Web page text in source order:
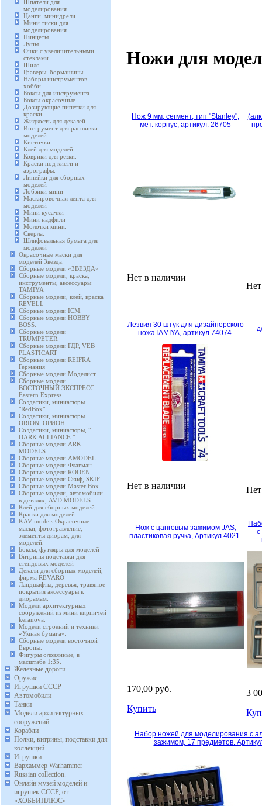
Шпатели для
моделирования
Цанги, минидрели
Мини тиски для
моделирования
Пинцеты
Лупы
Очки с увеличительными
стеклами
Шило
Граверы, бормашины.
Наборы инструментов
хобби
Боксы для инструмента
Боксы окрасочные.
Дозирующие пипетки для
краски
Жидкость для декалей
Инструмент для расшивки
моделей
Кисточки.
Клей для моделей.
Коврики для резки.
Краски под кисти и
аэрографы.
Линейки для сборных
моделей
Лобзики мини
Маскировочная лента для
моделей
Мини кусачки
Мини надфили
Молотки мини.
Сверла.
Шлифовальная бумага для
моделей
Окрасочные маски для
моделей Звезда.
Сборные модели «ЗВЕЗДА»
Сборные модели, краска,
инструменты, аксессуары
TAMIYA
Сборные модели, клей, краска
REVELL
Сборные модели ICM.
Сборные модели HOBBY
BOSS.
Сборные модели
TRUMPETER.
Сборные модели ГДР, VEB
PLASTICART
Сборные модели REIFRA
Германия
Сборные модели Моделист.
Сборные модели
ВОСТОЧНЫЙ ЭКСПРЕСС
Eastern Express
Солдатики, миниатюры
"RedBox"
Солдатики, миниатюры
ORION, ОРИОН
Солдатики, миниатюры, "
DARK ALLIANCE "
Сборные модели ARK
MODELS
Сборные модели AMODEL
Сборные модели Флагман
Сборные модели RODEN
Сборные модели Скиф, SKIF
Сборные модели Master Box
Сборные модели, автомобили
в деталях, AVD MODELS.
Клей для сборных моделей.
Краски для моделей.
KAV models Окрасочные
маски, фототравление,
элементы диорам, для
моделей.
Боксы, футляры для моделей
Витрины подставки для
стендовых моделей
Декали для сборных моделей,
фирма REVARO
Ландшафты, деревья, травяное
покрытия аксессуары к
диорамам.
Модели архитектурных
сооружений из мини кирпичей
keranova.
Модели строений и техники
«Умная бумага».
Сборные модели восточной
Европы.
Фигуры оловянные, в
масштабе 1:35.
Железные дороги
Оружие
Игрушки СССР
Автомобили
Танки
Модели архитектурных
сооружений.
Корабли
Полки, витрины, подставки для
коллекций.
Игрушки
Вархаммер Warhammer
Russian collection.
Онлайн музей моделей и
игрушек СССР, от
«ХОББИПЛЮС»
Ножи для
Нож 9 мм, сегмент, тип "Stanley",
мет. корпус, артикул: 26705
Нет в наличии
Лезвия 30 штук для дизайнерского
ножаTAMIYA, артикул 74074.
Нет в наличии
Нож с цанговым зажимом JAS,
пластиковая ручка, Артикул 4021.
170,00 руб.
Купить
3
Набор ножей для моделирования с
зажимом, 17 предметов.